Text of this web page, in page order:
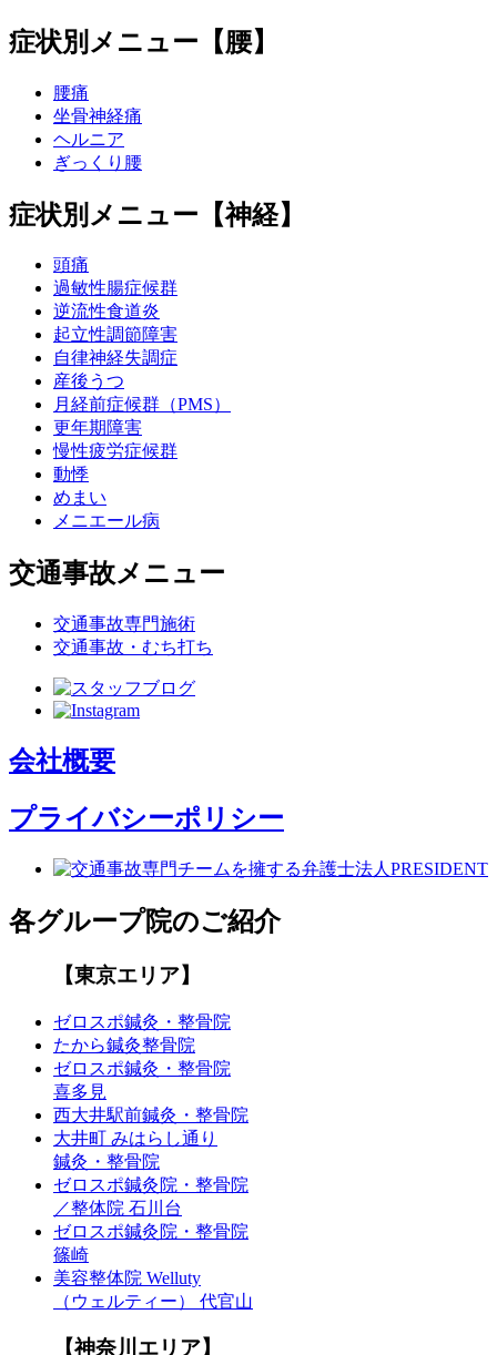
症状別メニュー【腰】
腰痛
坐骨神経痛
ヘルニア
ぎっくり腰
症状別メニュー【神経】
頭痛
過敏性腸症候群
逆流性食道炎
起立性調節障害
自律神経失調症
産後うつ
月経前症候群（PMS）
更年期障害
慢性疲労症候群
動悸
めまい
メニエール病
交通事故メニュー
交通事故専門施術
交通事故・むち打ち
会社概要
プライバシーポリシー
各グループ院のご紹介
【東京エリア】
ゼロスポ鍼灸・整骨院
たから鍼灸整骨院
ゼロスポ鍼灸・整骨院
喜多見
西大井駅前鍼灸・整骨院
大井町 みはらし通り
鍼灸・整骨院
ゼロスポ鍼灸院・整骨院
／整体院 石川台
ゼロスポ鍼灸院・整骨院
篠崎
美容整体院 Welluty
（ウェルティー） 代官山
【神奈川エリア】